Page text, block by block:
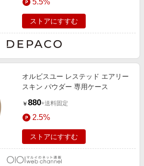
5.5%
ストアにすすむ
オルビスユー レステッド エアリー
スキン パウダー 専用ケース
￥ 880+送料固定
2.5%
ストアにすすむ